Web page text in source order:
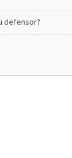
defensor?